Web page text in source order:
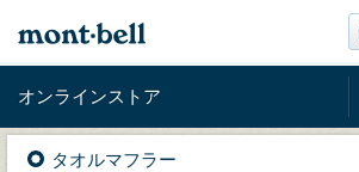
オンラインストア
タオルマフラー